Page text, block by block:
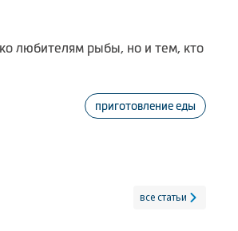
любителям рыбы, но и тем, кто
приготовление еды
все статьи